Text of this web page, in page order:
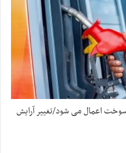
سوخت اعمال می شود/تغییر آرایش